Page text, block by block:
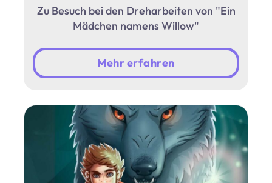
Zu Besuch bei den Dreharbeiten von "Ein
Mädchen namens Willow"
Mehr erfahren